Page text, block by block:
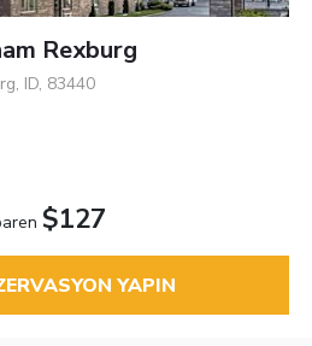
Rexburg
ID, 83440
$127
YAPIN